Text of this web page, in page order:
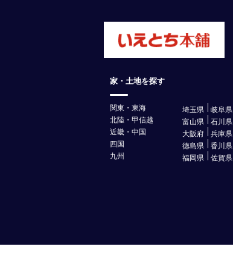
家・土地を探す
関東・東海 埼玉県 岐阜県
北陸・甲信越
富山県 石川県
近畿・中国
大阪府 兵庫県
四国
徳島県 香川県
九州
福岡県 佐賀県